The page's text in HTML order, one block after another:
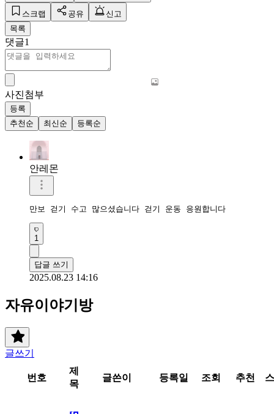
스크랩 공유
신고
목록
댓글1
사진첨부
등록
추천순
최신순 등록순
안레몬
만보 걷기 수고 많으셨습니다 걷기 운동 응원합니다
1
답글 쓰기
2025.08.23 14:16
자유이야기방
글쓰기
번호
제
목
글쓴이 등록일 조회 추천